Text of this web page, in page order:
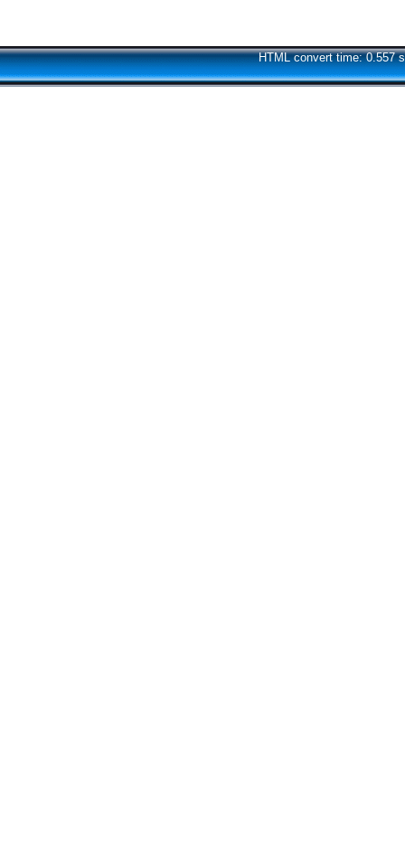
HTML convert time: 0.557